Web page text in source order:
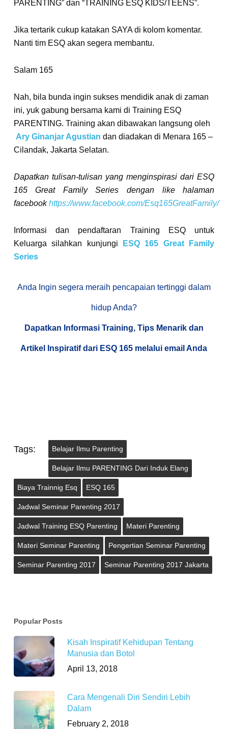
PARENTING” dan “TRAINING ESQ KIDS/TEENS”.
Jika tertarik cukup katakan SAYA di kolom komentar.
Nanti tim ESQ akan segera membantu.
Salam 165
Nah, bila bunda ingin sukses mendidik anak di zaman
ini, yuk gabung bersama kami di Training ESQ
PARENTING. Training akan dibawakan langsung oleh
Ary Ginanjar Agustian dan diadakan di Menara 165 –
Cilandak, Jakarta Selatan.
Dapatkan tulisan-tulisan yang menginspirasi dari ESQ
165 Great Family Series dengan like halaman
facebookhttps://www.facebook.com/Esq165GreatFamily/
Informasi dan pendaftaran Training ESQ untuk
Keluarga silahkan kunjungi
ESQ 165 Great Family
Series
Anda Ingin segera meraih pencapaian tertinggi dalam
hidup Anda?
Dapatkan Informasi Training, Tips Menarik dan
Artikel Inspiratif dari ESQ 165 melalui email Anda
Tags: Belajar Ilmu Parenting
Belajar Ilmu PARENTING Dari Induk Elang
Biaya Trainnig Esq ESQ 165
Jadwal Seminar Parenting 2017
Jadwal Training ESQ Parenting Materi Parenting
Materi Seminar Parenting Pengertian Seminar Parenting
Seminar Parenting 2017 Seminar Parenting 2017 Jakarta
Popular Posts
Kisah Inspiratif Kehidupan Tentang
Manusia dan Botol
April 13, 2018
Cara Mengenali Diri Sendiri Lebih
Dalam
February 2, 2018